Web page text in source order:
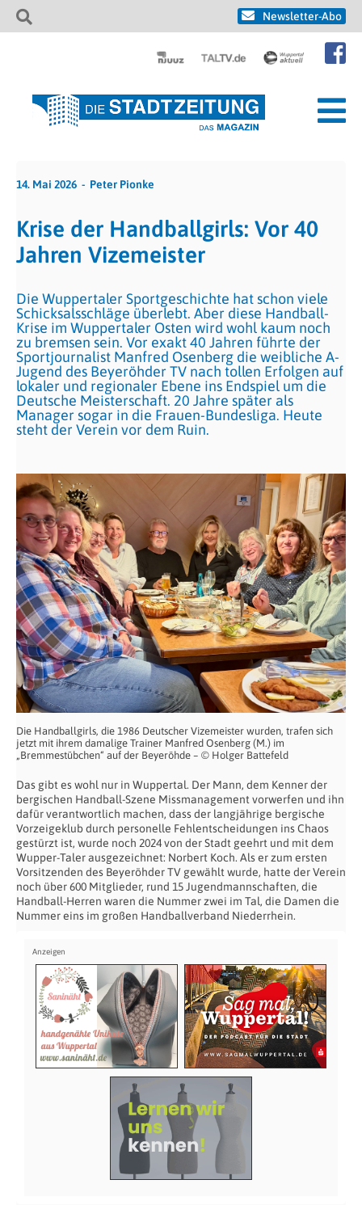
Newsletter-Abo
14. Mai 2026 Peter Pionke
Krise der Handballgirls: Vor 40
Jahren Vizemeister
Die Wuppertaler Sportgeschichte hat schon viele
Schicksalsschläge überlebt. Aber diese Handball-
Krise im Wuppertaler Osten wird wohl kaum noch
zu bremsen sein. Vor exakt 40 Jahren führte der
Sportjournalist Manfred Osenberg die weibliche A-
Jugend des Beyeröhder TV nach tollen Erfolgen auf
lokaler und regionaler Ebene ins Endspiel um die
Deutsche Meisterschaft. 20 Jahre später als
Manager sogar in die Frauen-Bundesliga. Heute
steht der Verein vor dem Ruin.
Die Handballgirls, die 1986 Deutscher Vizemeister wurden, trafen sich
jetzt mit ihrem damalige Trainer Manfred Osenberg (M.) im
„Bremmestübchen“ auf der Beyeröhde – © Holger Battefeld
Das gibt es wohl nur in Wuppertal. Der Mann, dem Kenner der
bergischen Handball-Szene Missmanagement vorwerfen und ihn
dafür verantwortlich machen, dass der langjährige bergische
Vorzeigeklub durch personelle Fehlentscheidungen ins Chaos
gestürzt ist, wurde noch 2024 von der Stadt geehrt und mit dem
Wupper-Taler ausgezeichnet: Norbert Koch. Als er zum ersten
Vorsitzenden des Beyeröhder TV gewählt wurde, hatte der Verein
noch über 600 Mitglieder, rund 15 Jugendmannschaften, die
Handball-Herren waren die Nummer zwei im Tal, die Damen die
Nummer eins im großen Handballverband Niederrhein.